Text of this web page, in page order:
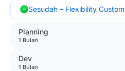
Sesudah – Flexibility Custom
Planning
1 Bulan
Dev
1 Bulan